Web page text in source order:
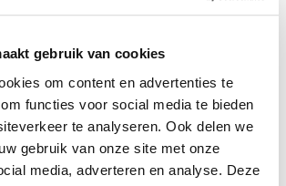
gebruik van cookies
om content en advertenties te
functies voor social media te bieden
te analyseren. Ook delen we
gebruik van onze site met onze
media, adverteren en analyse. Deze
moet, maar als een kans om
wie je bent. Met de mensen om
het grotere geheel waar we
uitmaken.
verkennen binnen jouw